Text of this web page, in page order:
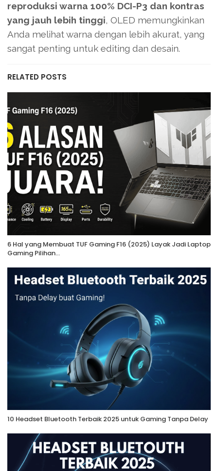
reproduksi warna 100% DCI-P3 dan kontras
yang jauh lebih tinggi, OLED memungkinkan
Anda melihat warna dengan lebih akurat, yang
sangat penting untuk editing dan desain.
RELATED POSTS
6 Hal yang Membuat TUF Gaming F16 (2025) Layak Jadi Laptop
Gaming Pilihan…
10 Headset Bluetooth Terbaik 2025 untuk Gaming Tanpa Delay